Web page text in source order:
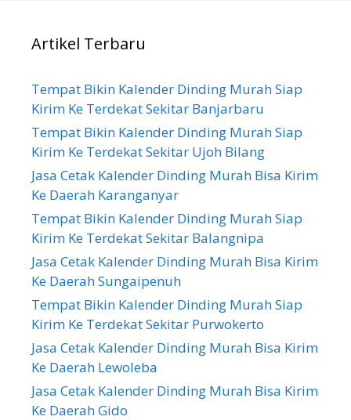
Artikel Terbaru
Tempat Bikin Kalender Dinding Murah Siap
Kirim Ke Terdekat Sekitar Banjarbaru
Tempat Bikin Kalender Dinding Murah Siap
Kirim Ke Terdekat Sekitar Ujoh Bilang
Jasa Cetak Kalender Dinding Murah Bisa Kirim
Ke Daerah Karanganyar
Tempat Bikin Kalender Dinding Murah Siap
Kirim Ke Terdekat Sekitar Balangnipa
Jasa Cetak Kalender Dinding Murah Bisa Kirim
Ke Daerah Sungaipenuh
Tempat Bikin Kalender Dinding Murah Siap
Kirim Ke Terdekat Sekitar Purwokerto
Jasa Cetak Kalender Dinding Murah Bisa Kirim
Ke Daerah Lewoleba
Jasa Cetak Kalender Dinding Murah Bisa Kirim
Ke Daerah Gido